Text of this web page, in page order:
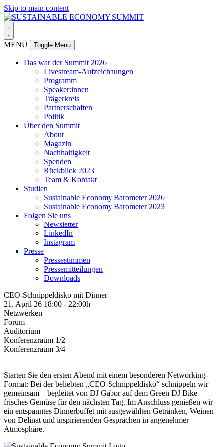
Skip to main content
MENÜ Toggle Menu
Das war der Summit 2026
Livestream-Aufzeichnungen
Programm
Speaker:innen
Trägerkreis
Partnerschaften
Politik
Über den Summit
About
Magazin
Nachhaltigkeit
Spenden
Rückblick 2023
Team & Kontakt
Studien
Sustainable Economy Barometer 2026
Sustainable Economy Barometer 2023
Folgen Sie uns
Newsletter
LinkedIn
Instagram
Presse
Pressestimmen
Pressemitteilungen
Downloads
CEO-Schnippeldisko mit Dinner
21. April 26 18:00 - 22:00h
Netzwerken
Forum
Auditorium
Konferenzraum 1/2
Konferenzraum 3/4
Starten Sie den ersten Abend mit einem besonderen Networking-
Format: Bei der beliebten „CEO-Schnippeldisko“ schnippeln wir
gemeinsam – begleitet von DJ Gabor auf dem Green DJ Bike –
frisches Gemüse für den nächsten Tag. Im Anschluss genießen wir
ein entspanntes Dinnerbuffet mit ausgewählten Getränken, Weinen
von Delinat und inspirierenden Gesprächen in angenehmer
Atmosphäre.